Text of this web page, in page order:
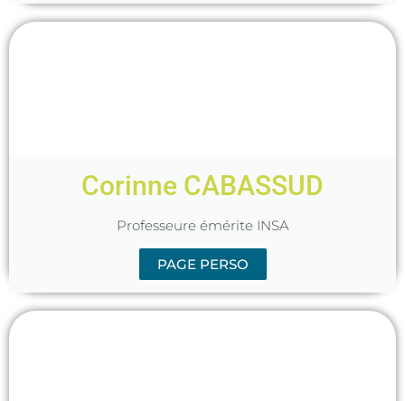
Corinne CABASSUD
Professeure émérite INSA
PAGE PERSO